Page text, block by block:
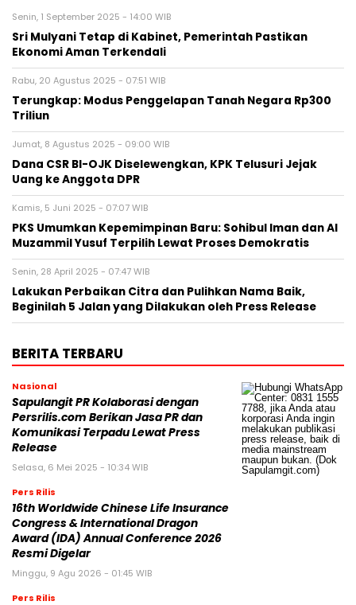
Senin, 1 September 2025 - 14:00 WIB
Sri Mulyani Tetap di Kabinet, Pemerintah Pastikan
Ekonomi Aman Terkendali
Rabu, 20 Agustus 2025 - 07:51 WIB
Terungkap: Modus Penggelapan Tanah Negara Rp300
Triliun
Jumat, 8 Agustus 2025 - 09:00 WIB
Dana CSR BI-OJK Diselewengkan, KPK Telusuri Jejak
Uang ke Anggota DPR
Kamis, 5 Juni 2025 - 07:07 WIB
PKS Umumkan Kepemimpinan Baru: Sohibul Iman dan Al
Muzammil Yusuf Terpilih Lewat Proses Demokratis
Senin, 28 April 2025 - 07:47 WIB
Lakukan Perbaikan Citra dan Pulihkan Nama Baik,
Beginilah 5 Jalan yang Dilakukan oleh Press Release
BERITA TERBARU
Nasional
Sapulangit PR Kolaborasi dengan
Persrilis.com Berikan Jasa PR dan
Komunikasi Terpadu Lewat Press
Release
Selasa, 6 Mei 2025 - 10:34 WIB
Pers Rilis
16th Worldwide Chinese Life Insurance
Congress & International Dragon
Award (IDA) Annual Conference 2026
Resmi Digelar
Minggu, 9 Agu 2026 - 01:45 WIB
Pers Rilis